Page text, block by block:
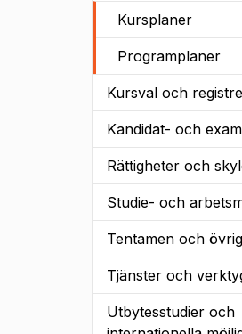
Kursplaner
Programplaner
Kursval och
Kandidat- och
Rättigheter och
Studie- och
Tentamen och
Tjänster och
Utbytesstudier och